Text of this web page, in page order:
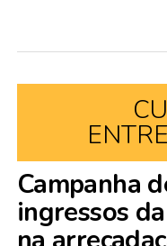
Campanha
ingressos